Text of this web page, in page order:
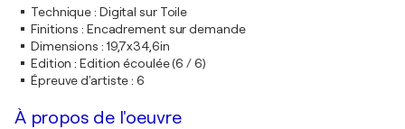
Technique: Digital sur Toile
Finitions : Encadrement sur demande
Dimensions : 19,7x34,6in
Edition :Edition écoulée (6 / 6)
Épreuve d'artiste:6
À propos de l'oeuvre